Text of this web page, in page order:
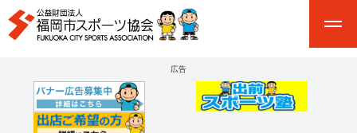
広告